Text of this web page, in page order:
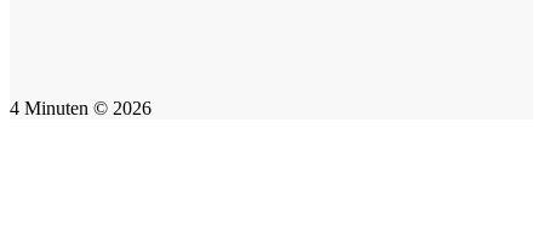
4 Minuten © 2026